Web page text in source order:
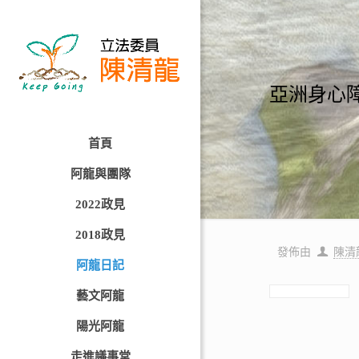
首頁
阿龍與團隊
2022政見
2018政見
阿龍日記
藝文阿龍
陽光阿龍
亞洲身心
發佈由 陳